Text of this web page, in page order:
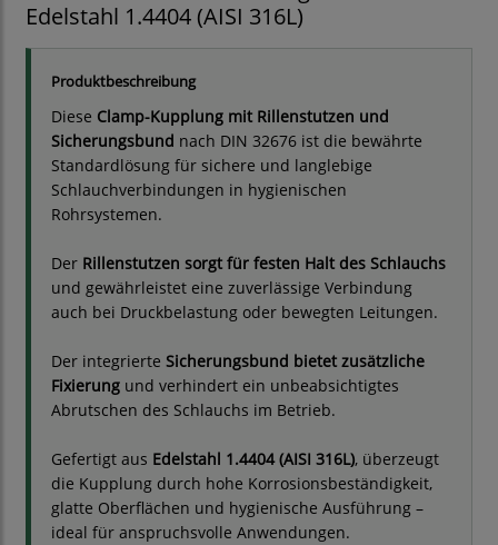
Edelstahl 1.4404 (AISI 316L)
Produktbeschreibung
Diese Clamp-Kupplung mit Rillenstutzen und
Sicherungsbund nach DIN 32676 ist die bewährte
Standardlösung für sichere und langlebige
Schlauchverbindungen in hygienischen
Rohrsystemen.
Der Rillenstutzen sorgt für festen Halt des Schlauchs
und gewährleistet eine zuverlässige Verbindung
auch bei Druckbelastung oder bewegten Leitungen.
Der integrierte Sicherungsbund bietet zusätzliche
Fixierung und verhindert ein unbeabsichtigtes
Abrutschen des Schlauchs im Betrieb.
Gefertigt aus Edelstahl 1.4404 (AISI 316L), überzeugt
die Kupplung durch hohe Korrosionsbeständigkeit,
glatte Oberflächen und hygienische Ausführung –
ideal für anspruchsvolle Anwendungen.